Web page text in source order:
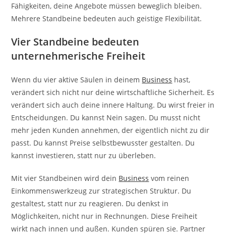
Fähigkeiten, deine Angebote müssen beweglich bleiben.
Mehrere Standbeine bedeuten auch geistige Flexibilität.
Vier Standbeine bedeuten
unternehmerische Freiheit
Wenn du vier aktive Säulen in deinem Business hast,
verändert sich nicht nur deine wirtschaftliche Sicherheit. Es
verändert sich auch deine innere Haltung. Du wirst freier in
Entscheidungen. Du kannst Nein sagen. Du musst nicht
mehr jeden Kunden annehmen, der eigentlich nicht zu dir
passt. Du kannst Preise selbstbewusster gestalten. Du
kannst investieren, statt nur zu überleben.
Mit vier Standbeinen wird dein Business vom reinen
Einkommenswerkzeug zur strategischen Struktur. Du
gestaltest, statt nur zu reagieren. Du denkst in
Möglichkeiten, nicht nur in Rechnungen. Diese Freiheit
wirkt nach innen und außen. Kunden spüren sie. Partner